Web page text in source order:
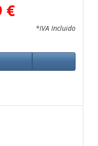
€
*IVA Incluido